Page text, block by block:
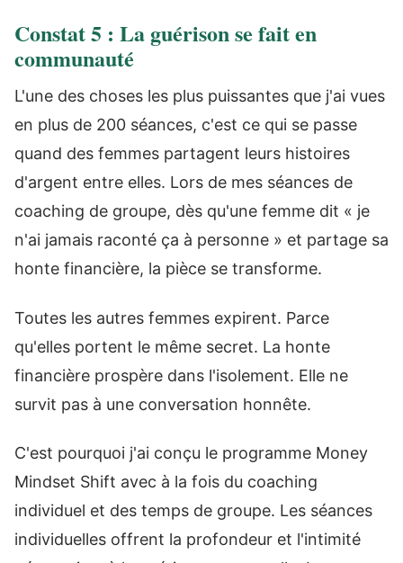
Constat 5 : La guérison se fait en
communauté
L'une des choses les plus puissantes que j'ai vues
en plus de 200 séances, c'est ce qui se passe
quand des femmes partagent leurs histoires
d'argent entre elles. Lors de mes séances de
coaching de groupe, dès qu'une femme dit « je
n'ai jamais raconté ça à personne » et partage sa
honte financière, la pièce se transforme.
Toutes les autres femmes expirent. Parce
qu'elles portent le même secret. La honte
financière prospère dans l'isolement. Elle ne
survit pas à une conversation honnête.
C'est pourquoi j'ai conçu le programme Money
Mindset Shift avec à la fois du coaching
individuel et des temps de groupe. Les séances
individuelles offrent la profondeur et l'intimité